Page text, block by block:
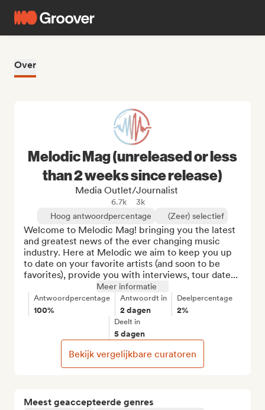
Over
Meest geaccepteerde genres
Melodic Mag (unreleased or less
than 2 weeks since release)
Media Outlet/Journalist
6.7k
3k
Hoog antwoordpercentage
(Zeer) selectief
Welcome to Melodic Mag! bringing you the latest
and greatest news of the ever changing music
industry. Here at Melodic we aim to keep you up
to date on your favorite artists (and soon to be
favorites), provide you with interviews, tour date...
Meer informatie
Antwoordpercentage
100%
Antwoordt in
2 dagen
Deelpercentage
2%
Deelt in
5 dagen
Bekijk vergelijkbare curatoren